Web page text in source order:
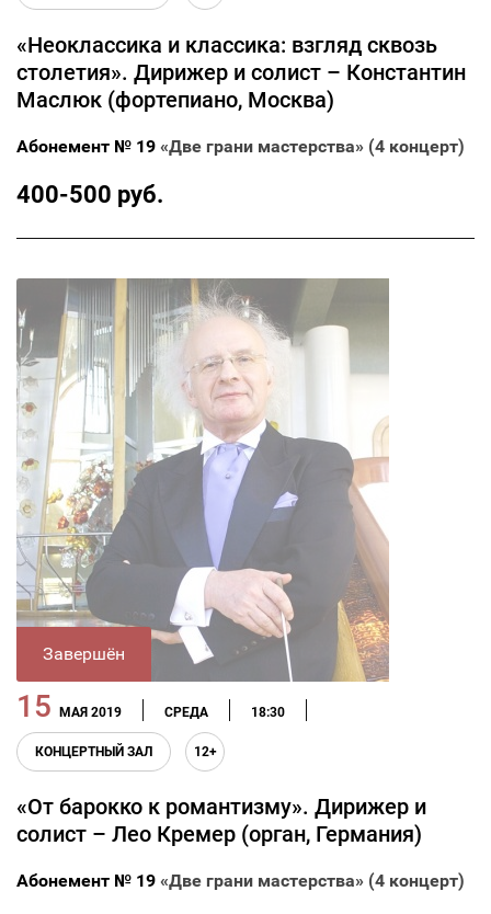
«Неоклассика и классика: взгляд сквозь
столетия». Дирижер и солист – Константин
Маслюк (фортепиано, Москва)
Абонемент № 19 «Две грани мастерства» (4 концерт)
400-500 руб.
Завершён
15 МАЯ 2019 СРЕДА 18:30
КОНЦЕРТНЫЙ ЗАЛ 12+
«От барокко к романтизму». Дирижер и
солист – Лео Кремер (орган, Германия)
Абонемент № 19 «Две грани мастерства» (4 концерт)